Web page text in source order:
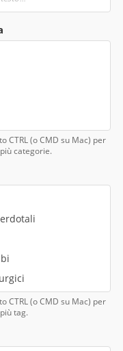
CTRL (o CMD su Mac) per
categorie.
CTRL (o CMD su Mac) per
tag.